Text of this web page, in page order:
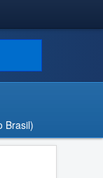
Brasil)